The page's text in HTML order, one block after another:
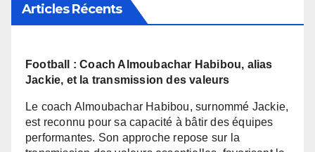
Articles Récents
Football : Coach Almoubachar Habibou, alias
Jackie, et la transmission des valeurs
Le coach Almoubachar Habibou, surnommé Jackie,
est reconnu pour sa capacité à bâtir des équipes
performantes. Son approche repose sur la